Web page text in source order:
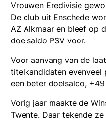
Vrouwen Eredivisie
De club uit Enschede
AZ Alkmaar en bleef op
doelsaldo PSV voor.
Voor aanvang van de
titelkandidaten evenveel
een beter doelsaldo,
Vorig jaar maakte de
Twente. Daar tekende